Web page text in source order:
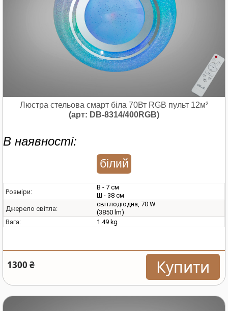
Люстра стельова смарт біла 70Вт RGB пульт 12м²
(арт: DB-8314/400RGB)
В наявності:
білий
Розміри:
В - 7 см
Ш - 38 см
Джерело світла:
світлодіодна, 70 W
(3850 lm)
Вага:
1.49 kg
1300 ₴ Купити